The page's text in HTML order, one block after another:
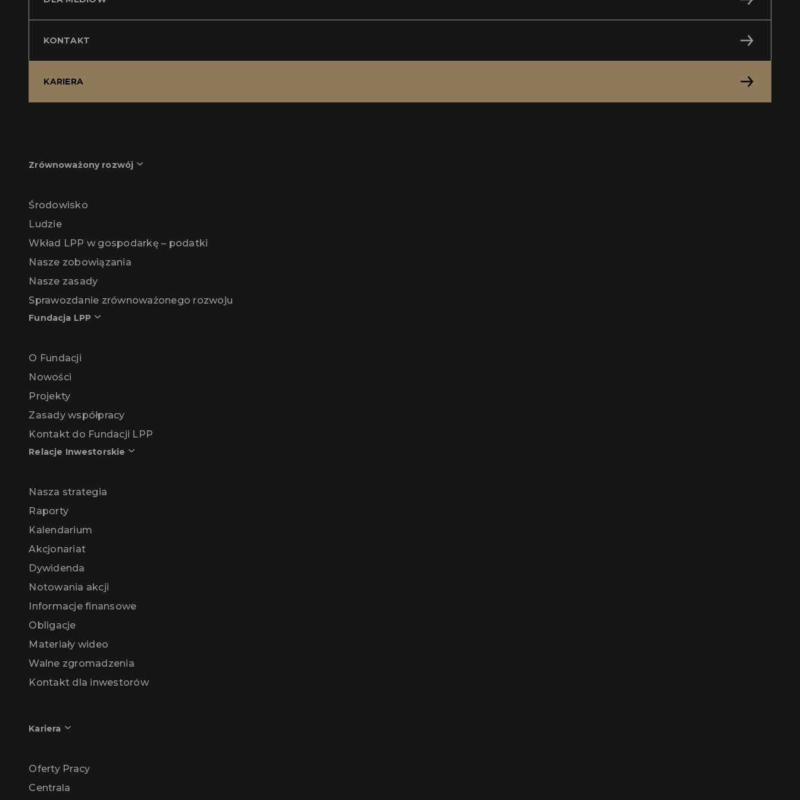
KONTAKT
KARIERA
Zrównoważony rozwój
Środowisko
Ludzie
Wkład LPP w gospodarkę – podatki
Nasze zobowiązania
Nasze zasady
Sprawozdanie zrównoważonego rozwoju
Fundacja LPP
O Fundacji
Nowości
Projekty
Zasady współpracy
Kontakt do Fundacji LPP
Relacje Inwestorskie
Nasza strategia
Raporty
Kalendarium
Akcjonariat
Dywidenda
Notowania akcji
Informacje finansowe
Obligacje
Materiały wideo
Walne zgromadzenia
Kontakt dla inwestorów
Kariera
Oferty Pracy
Centrala